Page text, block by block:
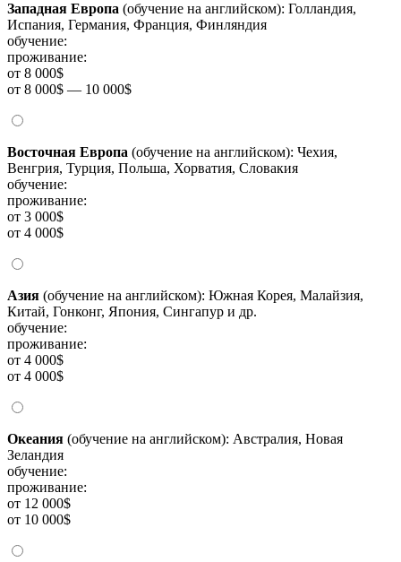
Западная Европа (обучение на английском): Голландия,
Испания, Германия, Франция, Финляндия
обучение:
проживание:
от 8 000$
от 8 000$ — 10 000$
Восточная Европа (обучение на английском): Чехия,
Венгрия, Турция, Польша, Хорватия, Словакия
обучение:
проживание:
от 3 000$
от 4 000$
Азия (обучение на английском): Южная Корея, Малайзия,
Китай, Гонконг, Япония, Сингапур и др.
обучение:
проживание:
от 4 000$
от 4 000$
Океания (обучение на английском): Австралия, Новая
Зеландия
обучение:
проживание:
от 12 000$
от 10 000$